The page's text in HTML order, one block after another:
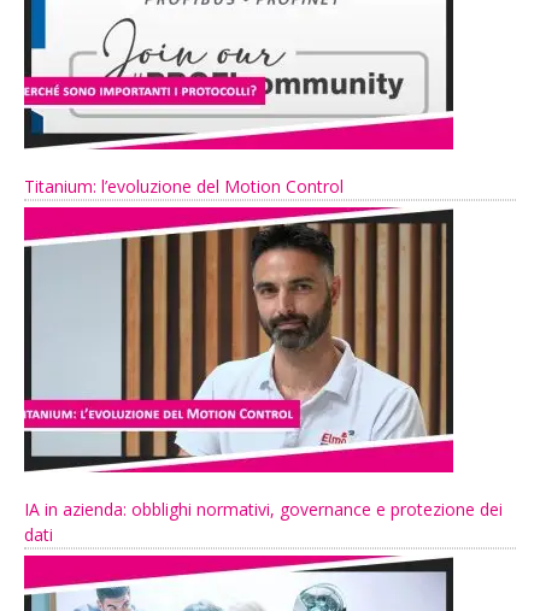
Titanium: l’evoluzione del Motion Control
IA in azienda: obblighi normativi, governance e protezione dei
dati